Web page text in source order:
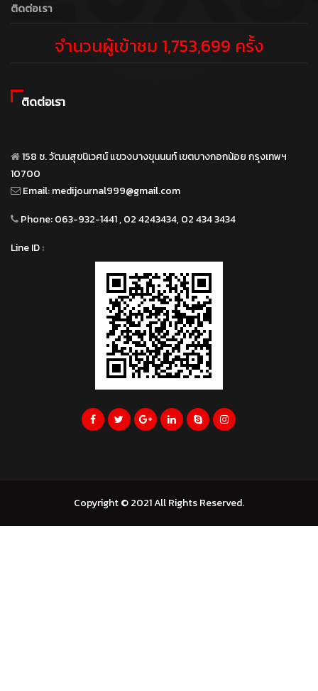
ติดต่อเรา
จำนวนผู้เข้าชม 1,753,699 ครั้ง
ติดต่อเรา
158 ซ. วัฒนสุขนิเวศน์ แขวงบางขุนนนท์ เขตบางกอกน้อย กรุงเทพฯ
10700
Email:medijournal999@gmail.com
Phone:063-932-1441 , 02 4243434, 02 434 3434
Line ID :
Copyright © 2021 All Rights Reserved.